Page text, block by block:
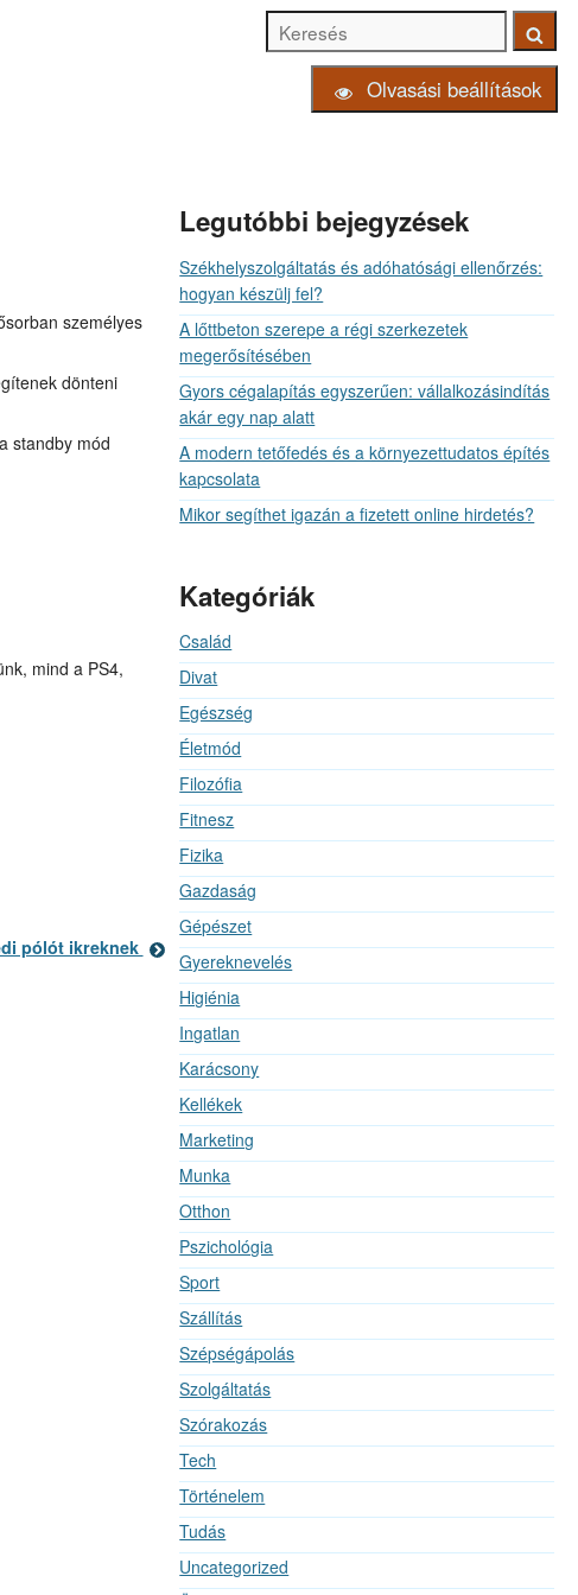
Olvasási beállítások
Keresés
személyes
dönteni
standby mód
mind a PS4,
pólót ikreknek
Legutóbbi bejegyzések
Székhelyszolgáltatás és adóhatósági ellenőrzés:
hogyan készülj fel?
A lőttbeton szerepe a régi szerkezetek
megerősítésében
Gyors cégalapítás egyszerűen: vállalkozásindítás
akár egy nap alatt
A modern tetőfedés és a környezettudatos építés
kapcsolata
Mikor segíthet igazán a fizetett online hirdetés?
Kategóriák
Család
Divat
Egészség
Életmód
Filozófia
Fitnesz
Fizika
Gazdaság
Gépészet
Gyereknevelés
Higiénia
Ingatlan
Karácsony
Kellékek
Marketing
Munka
Otthon
Pszichológia
Sport
Szállítás
Szépségápolás
Szolgáltatás
Szórakozás
Tech
Történelem
Tudás
Uncategorized